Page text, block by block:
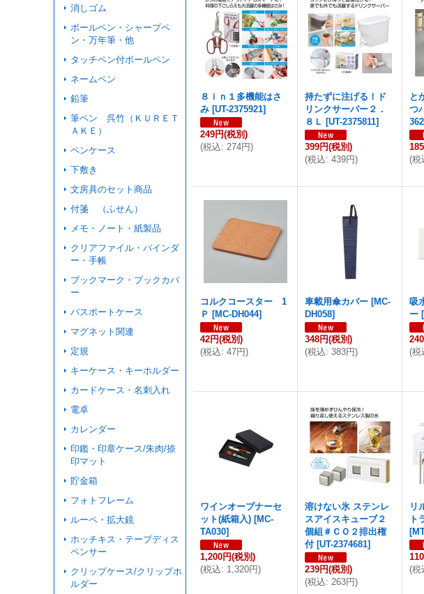
消しゴム
ボールペン・シャープペ
ン・万年筆・他
タッチペン付ボールペン
ネームペン
鉛筆
筆ペン 呉竹（ＫＵＲＥＴ
ＡＫＥ）
ペンケース
下敷き
文房具のセット商品
付箋 （ふせん）
メモ・ノート・紙製品
クリアファイル・バインダ
ー・手帳
ブックマーク・ブックカバ
ー
パスポートケース
マグネット関連
定規
キーケース・キーホルダー
カードケース・名刺入れ
電卓
カレンダー
印鑑・印章ケース/朱肉/捺
印マット
貯金箱
フォトフレーム
ルーペ・拡大鏡
ホッチキス・テープディス
ペンサー
クリップケース/クリップホ
ルダー
８ｉｎ１多機能はさ
み [UT-2375921]
249円(税別)
(税込: 274円)
持たずに注げる！ド
リンクサーバー２．
８Ｌ [UT-2375811]
399円(税別)
(税込: 439円)
と
つ
(税
コルクコースター 1
Ｐ [MC-DH044]
42円(税別)
(税込: 47円)
車載用傘カバー [MC-
DH058]
348円(税別)
(税込: 383円)
吸
ー [
(税
ワインオープナーセ
ット(紙箱入) [MC-
TA030]
1,200円(税別)
(税込: 1,320円)
溶けない氷 ステンレ
スアイスキューブ２
個組＃ＣＯ２排出権
付 [UT-2374681]
239円(税別)
(税込: 263円)
リ
ト
[
(税